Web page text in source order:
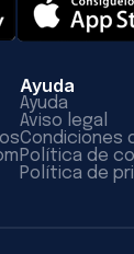
Ayuda
Ayuda
Aviso legal
Condiciones
Política de
Política de